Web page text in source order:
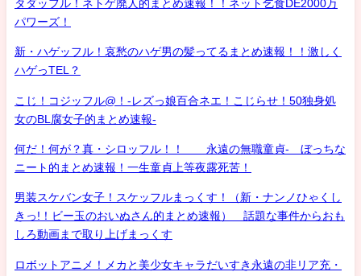
タダッフル！ネトゲ廃人的まとめ速報！！ネット乞食DE2000万
パワーズ！
新・ハゲッフル！哀愁のハゲ男の髪ってるまとめ速報！！激しく
ハゲっTEL？
こじ！コジッフル@！-レズっ娘百合ネエ！こじらせ！50独身処
女のBL腐女子的まとめ速報-
何だ！何が？真・シロッフル！！ 永遠の無職童貞- ぼっちな
ニート的まとめ速報！一生童貞上等夜露死苦！
男装スケバン女子！スケッフルまっくす！（新・ナンノひゃくし
きっ!！ビー玉のおいぬさん的まとめ速報） 話題な事件からおも
しろ動画まで取り上げまっくす
ロボットアニメ！メカと美少女キャラだいすき永遠の非リア充・